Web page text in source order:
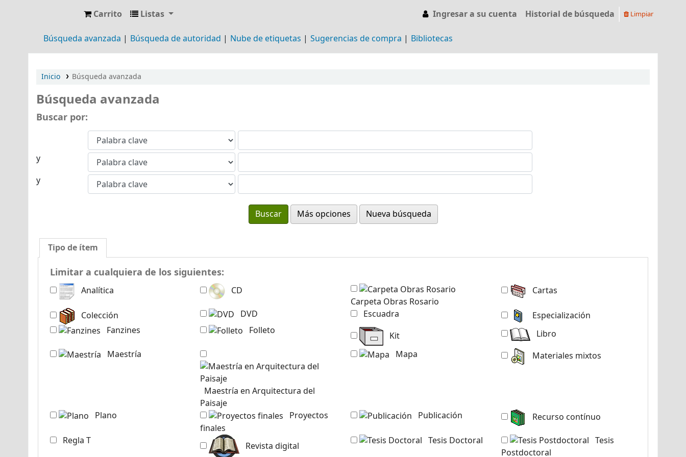
Biblioteca Arq. Hilarión H. Larguía
Carrito Listas Ingresar a su cuenta Historial de búsqueda Limpiar
Búsqueda avanzada Búsqueda de autoridad Nube de etiquetas Sugerencias de compra Bibliotecas
Inicio Búsqueda avanzada
Búsqueda avanzada
Buscar por:
y
y
Más opciones Nueva búsqueda
Tipo de ítem
Limitar a cualquiera de los siguientes:
Analítica
CD
Carpeta Obras Rosario
Cartas
Colección DVD Escuadra
Especialización
Fanzines
Folleto Kit
Libro
Maestría
Paisaje
Mapa Materiales mixtos
Plano
finales
Publicación
Recurso contínuo
Regla T
Revista digital Tesis Doctoral
Postdoctoral